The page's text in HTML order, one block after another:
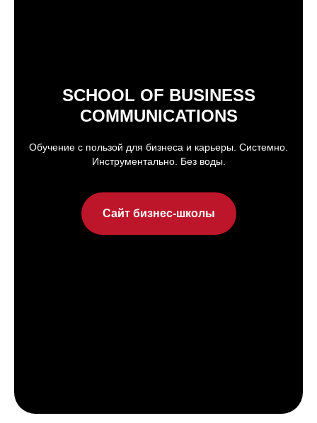
SCHOOL OF BUSINESS
COMMUNICATIONS
Обучение с пользой для бизнеса и карьеры. Системно.
Инструментально. Без воды.
Сайт бизнес-школы